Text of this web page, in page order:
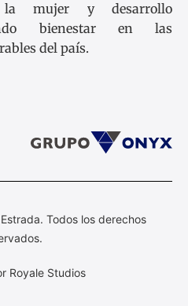
la mujer y desarrollo
bienestar en las
del país.
Todos los derechos
Royale Studios